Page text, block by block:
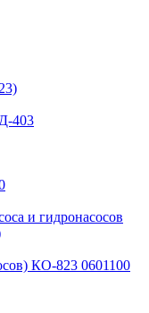
403
и гидронасосов
КО-823 0601100